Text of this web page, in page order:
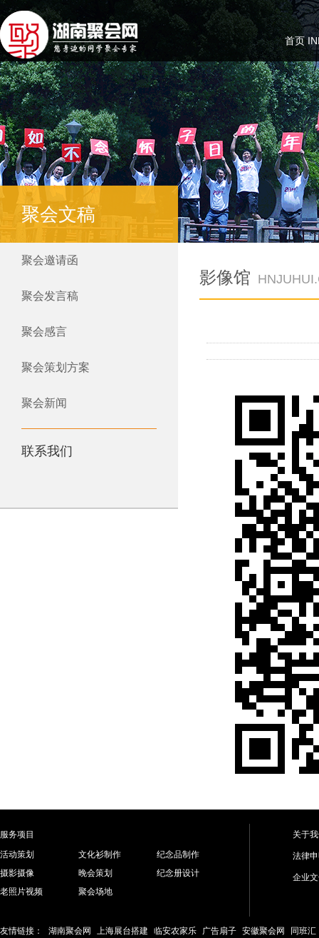
首页
聚会文稿
聚会邀请函
聚会发言稿
聚会感言
聚会策划方案
聚会新闻
联系我们
影像馆
服务项目
活动策划
文化衫制作
纪念品制作
摄影摄像
晚会策划
纪念册设计
老照片视频
聚会场地
关于
法律
企业
友情链接： 湖南聚会网 上海展台搭建 临安农家乐 广告扇子 安徽聚会网 同班汇